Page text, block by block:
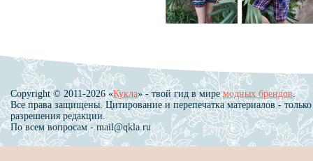
Copyright © 2011-2026 «Кукла» - твой гид в миремодных брендов.
Все права защищены. Цитирование и перепечатка материалов - только
разрешения редакции.
По всем вопросам - mail@qkla.ru